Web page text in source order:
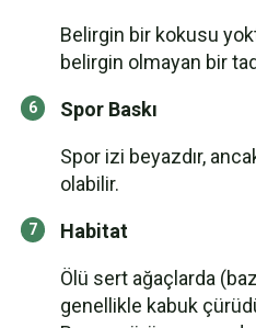
Belirgin bir kokusu
belirgin olmayan bir
Spor Baskı
Spor izi beyazdır,
olabilir.
Habitat
Ölü sert ağaçlarda
genellikle kabuk